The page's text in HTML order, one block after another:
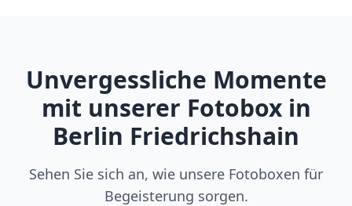
Unvergessliche Momente
mit unserer Fotobox in
Berlin Friedrichshain
Sehen Sie sich an, wie unsere Fotoboxen für
Begeisterung sorgen.